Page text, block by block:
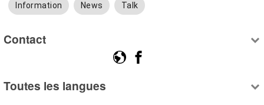
Information News Talk
Contact
Toutes les langues